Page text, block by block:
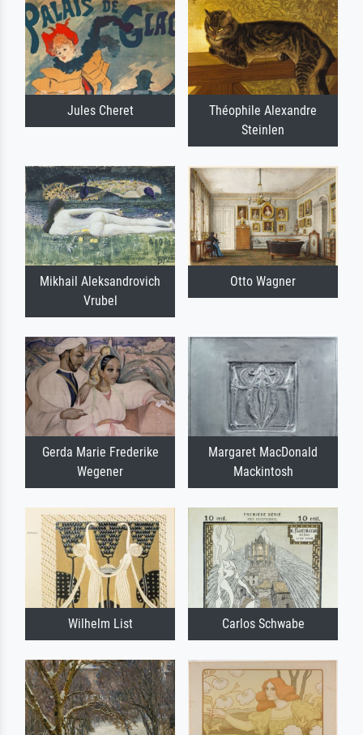
Jules Cheret
Théophile Alexandre
Steinlen
Mikhail Aleksandrovich
Vrubel
Otto Wagner
Gerda Marie Frederike
Wegener
Margaret MacDonald
Mackintosh
Wilhelm List Carlos Schwabe